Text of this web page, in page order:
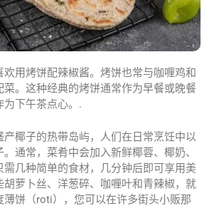
欢用烤饼配辣椒酱。烤饼也常与咖喱鸡和
菜。这种经典的烤饼通常作为早餐或晚餐
为下午茶点心。.
产椰子的热带岛屿，人们在日常烹饪中以
通常，菜肴中会加入新鲜椰蓉、椰奶、
需几种简单的食材，几分钟后即可享用美
胡萝卜丝、洋葱碎、咖喱叶和青辣椒，就
薄饼（roti），您可以在许多街头小贩那